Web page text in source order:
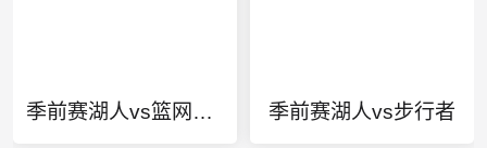
季前赛湖人vs篮网录像 季前赛湖人vs步行者